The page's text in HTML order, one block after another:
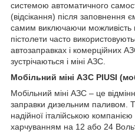
системою автоматичного
(відсікання) після заповнення
самим виключаючи можливість
пістолети часто
автозаправках і комерційних
зустрічаються і міні АЗС.
Мобільний міні АЗС PIUSI
Мобільний міні АЗС – це
заправки дизельним паливом.
надійної італійською
харчуванням на 12 або 24